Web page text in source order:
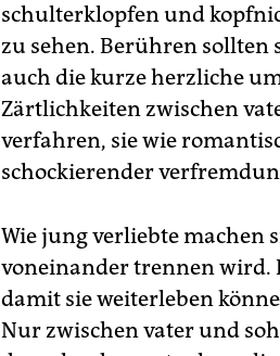
schulterklopfen und
zu sehen. Berühren sollten
auch die kurze herzliche
Zärtlichkeiten zwischen
verfahren, sie wie
schockierender
Wie jung verliebte machen
voneinander trennen wird.
damit sie weiterleben
Nur zwischen vater und